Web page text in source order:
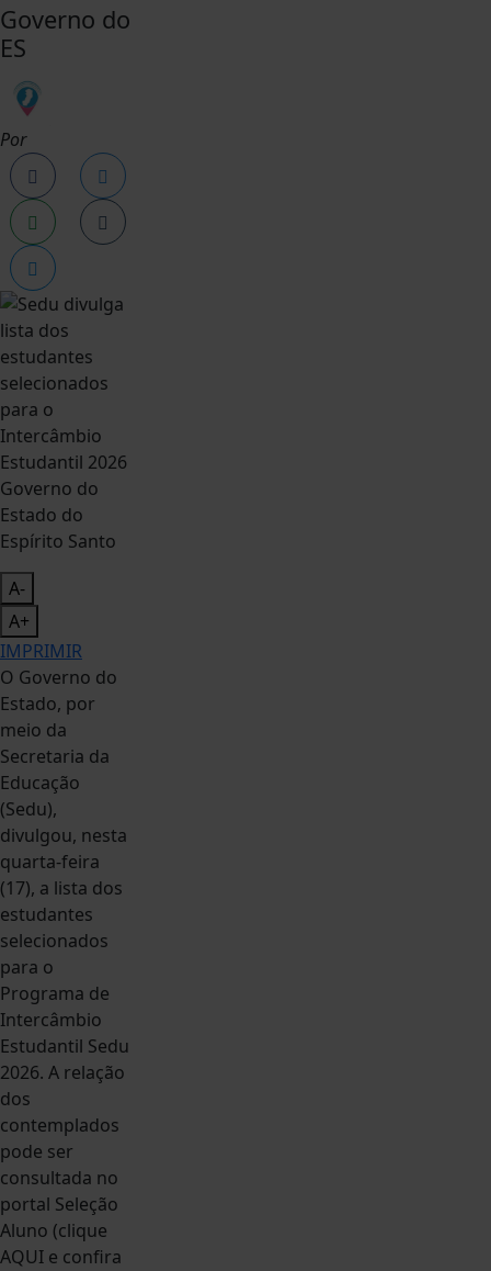
Governo do
ES
Por
Governo do
Estado do
Espírito Santo
A-
A+
IMPRIMIR
O Governo do
Estado, por
meio da
Secretaria da
Educação
(Sedu),
divulgou, nesta
quarta-feira
(17), a lista dos
estudantes
selecionados
para o
Programa de
Intercâmbio
Estudantil Sedu
2026. A relação
dos
contemplados
pode ser
consultada no
portal Seleção
Aluno (clique
AQUI e confira